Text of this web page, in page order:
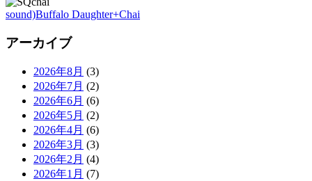
sound)Buffalo Daughter+Chai
アーカイブ
2026年8月 (3)
2026年7月 (2)
2026年6月 (6)
2026年5月 (2)
2026年4月 (6)
2026年3月 (3)
2026年2月 (4)
2026年1月 (7)